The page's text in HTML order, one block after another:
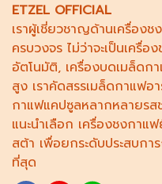
ETZEL OFFICIAL
เราผู้เชี่ยวชาญด้านเครื่องช
ครบวงจร ไม่ว่าจะเป็นเครื่อ
อัตโนมัติ, เครื่องบดเมล็ดก
สูง เราคัดสรรเมล็ดกาแฟอ
กาแฟแคปซูลหลากหลายรส
แนะนำเลือก เครื่องชงกาแ
สต้า เพื่อยกระดับประสบ
ที่สุด